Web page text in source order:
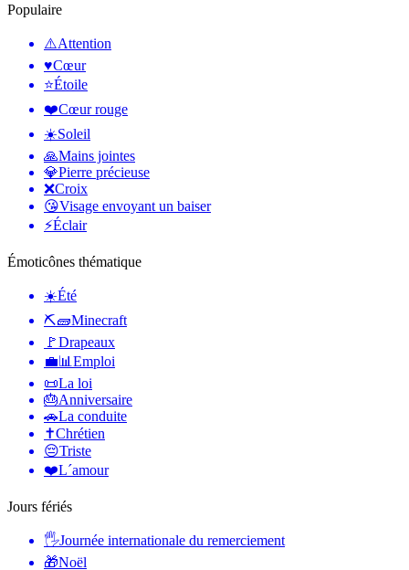
Populaire
⚠️Attention
♥️Cœur
⭐Étoile
❤️Cœur rouge
☀️Soleil
🙏Mains jointes
💎Pierre précieuse
❌Croix
😘Visage envoyant un baiser
⚡Éclair
Émoticônes thématique
☀️Été
⛏🧱Minecraft
🚩Drapeaux
💼📊 Emploi
📜La loi
🎂Anniversaire
🚗La conduite
✝️Chrétien
😔Triste
❤️L´amour
Jours fériés
🖐Journée internationale du remerciement
🎁Noël